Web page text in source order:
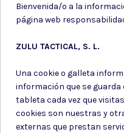
COLOR: VERDE MODELO:
Suscríbete
Bienvenida/o a la
página web
ZULU TACTICAL, S. L.
Una cookie o galleta
información que se
tableta cada vez que
cookies son nuestras y
externas que prestan